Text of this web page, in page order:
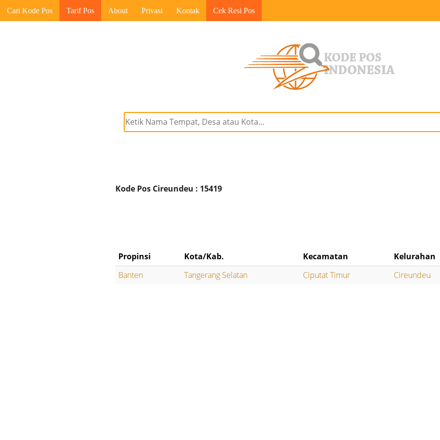
Cari Kode Pos Tarif Pos About Privasi Kontak Cek Resi Pos
Kode Pos Cireundeu : 15419
Propinsi Kota/Kab. Kecamatan
Kelurahan
Banten
Tangerang Selatan Ciputat Timur Cireundeu